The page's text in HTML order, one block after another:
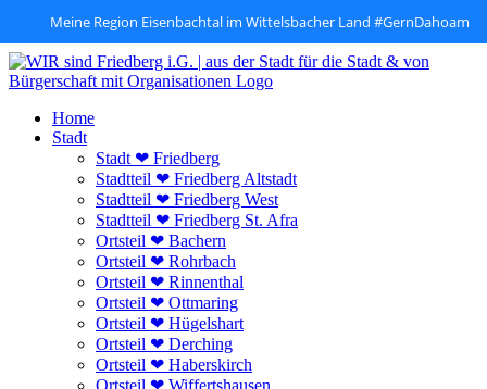
Meine Region Eisenbachtal im Wittelsbacher Land #GernDahoam
Zum
Inhalt
Home
Stadt
Stadt ❤ Friedberg
Stadtteil ❤ Friedberg Altstadt
Stadtteil ❤ Friedberg West
Stadtteil ❤ Friedberg St. Afra
Ortsteil ❤ Bachern
Ortsteil ❤ Rohrbach
Ortsteil ❤ Rinnenthal
Ortsteil ❤ Ottmaring
Ortsteil ❤ Hügelshart
Ortsteil ❤ Derching
Ortsteil ❤ Haberskirch
Ortsteil ❤ Wiffertshausen